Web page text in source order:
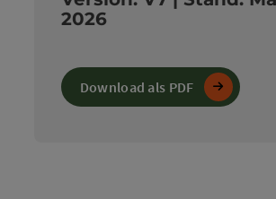
2026
Download als PDF